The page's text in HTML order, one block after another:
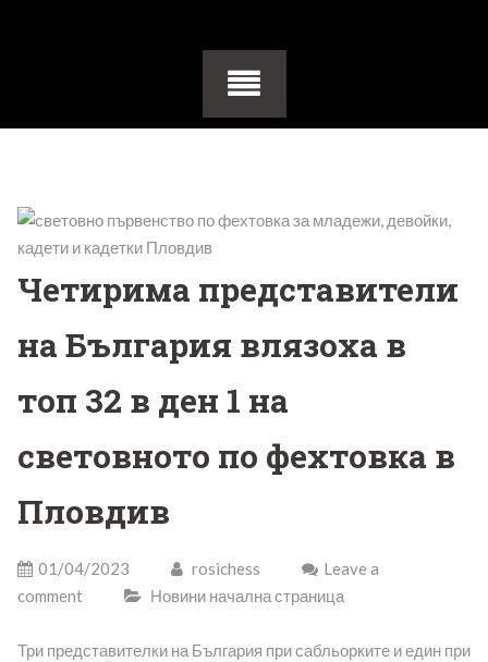
Четирима представители
на България влязоха в
топ 32 в ден 1 на
световното по фехтовка в
Пловдив
01/04/2023 rosichess
Leave a
comment
Новини начална страница
Три представителки на България при сабльорките и един при